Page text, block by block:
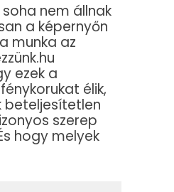
nem állnak
a képernyőn
munka az
ezek a
élik,
beteljesítetlen
szerep
hogy melyek